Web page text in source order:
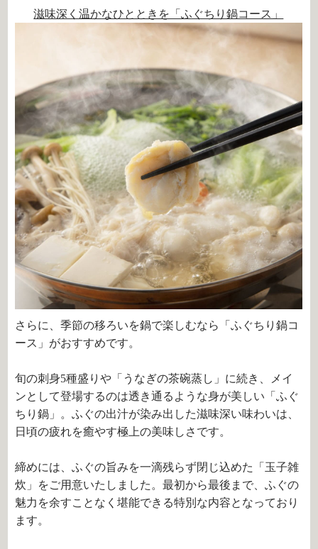
滋味深く温かなひとときを「ふぐちり鍋コース」
さらに、季節の移ろいを鍋で楽しむなら「ふぐちり鍋コ
ース」がおすすめです。
旬の刺身5種盛りや「うなぎの茶碗蒸し」に続き、メイ
ンとして登場するのは透き通るような身が美しい「ふぐ
ちり鍋」。ふぐの出汁が染み出した滋味深い味わいは、
日頃の疲れを癒やす極上の美味しさです。
締めには、ふぐの旨みを一滴残らず閉じ込めた「玉子雑
炊」をご用意いたしました。最初から最後まで、ふぐの
魅力を余すことなく堪能できる特別な内容となっており
ます。